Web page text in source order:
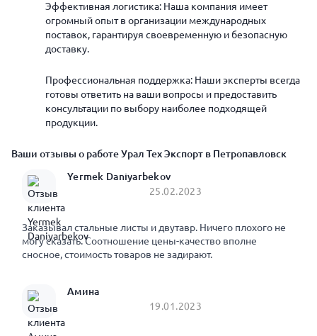
Эффективная логистика: Наша компания имеет
огромный опыт в организации международных
поставок, гарантируя своевременную и безопасную
доставку.
Профессиональная поддержка: Наши эксперты всегда
готовы ответить на ваши вопросы и предоставить
консультации по выбору наиболее подходящей
продукции.
Ваши отзывы о работе Урал Тех Экспорт в Петропавловск
Yermek Daniyarbekov
25.02.2023
Заказывал стальные листы и двутавр. Ничего плохого не
могу сказать. Соотношение цены-качество вполне
сносное, стоимость товаров не задирают.
Амина
19.01.2023